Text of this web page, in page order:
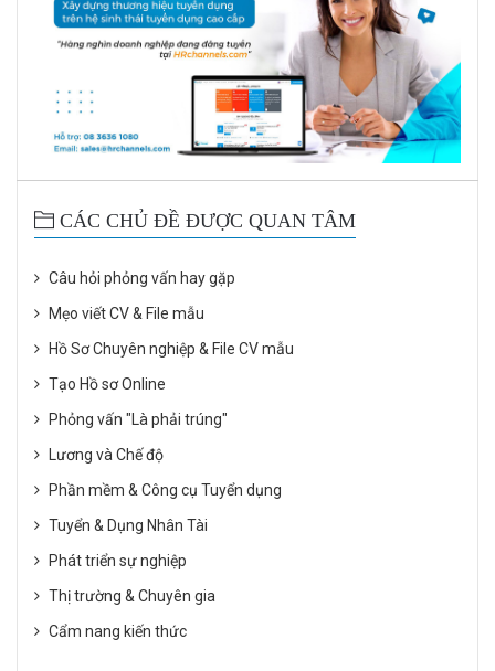
CÁC CHỦ ĐỀ ĐƯỢC QUAN TÂM
Câu hỏi phỏng vấn hay gặp
Mẹo viết CV & File mẫu
Hồ Sơ Chuyên nghiệp & File CV mẫu
Tạo Hồ sơ Online
Phỏng vấn "Là phải trúng"
Lương và Chế độ
Phần mềm & Công cụ Tuyển dụng
Tuyển & Dụng Nhân Tài
Phát triển sự nghiệp
Thị trường & Chuyên gia
Cẩm nang kiến thức